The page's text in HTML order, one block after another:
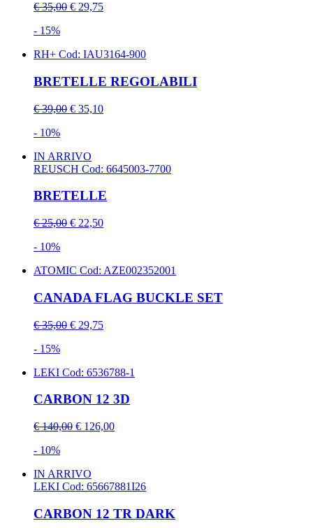
€ 35,00 € 29,75
- 15%
RH+ Cod: IAU3164-900
BRETELLE REGOLABILI
€ 39,00 € 35,10
- 10%
IN ARRIVO
REUSCH Cod: 6645003-7700
BRETELLE
€ 25,00 € 22,50
- 10%
ATOMIC Cod: AZE002352001
CANADA FLAG BUCKLE SET
€ 35,00 € 29,75
- 15%
LEKI Cod: 6536788-1
CARBON 12 3D
€ 140,00 € 126,00
- 10%
IN ARRIVO
LEKI Cod: 65667881I26
CARBON 12 TR DARK